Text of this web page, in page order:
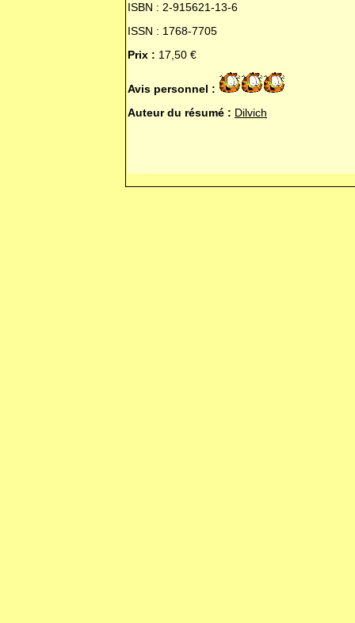
ISBN : 2-915621-13-6
ISSN : 1768-7705
Prix : 17,50 €
Avis personnel :
Auteur du résumé : Dilvich